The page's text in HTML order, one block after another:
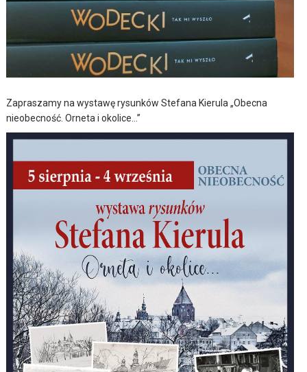
Zapraszamy na wystawę rysunków Stefana Kierula „Obecna
nieobecność. Orneta i okolice…”